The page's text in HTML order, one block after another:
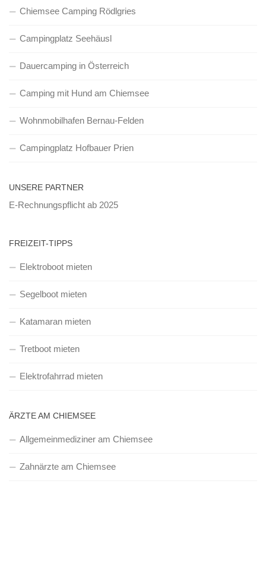
Chiemsee Camping Rödlgries
Campingplatz Seehäusl
Dauercamping in Österreich
Camping mit Hund am Chiemsee
Wohnmobilhafen Bernau-Felden
Campingplatz Hofbauer Prien
UNSERE PARTNER
E-Rechnungspflicht ab 2025
FREIZEIT-TIPPS
Elektroboot mieten
Segelboot mieten
Katamaran mieten
Tretboot mieten
Elektrofahrrad mieten
ÄRZTE AM CHIEMSEE
Allgemeinmediziner am Chiemsee
Zahnärzte am Chiemsee